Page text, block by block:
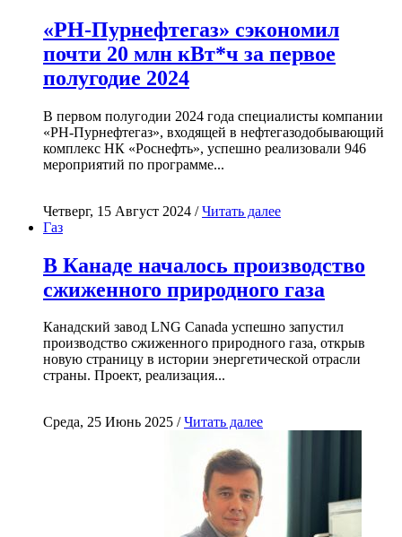
«РН-Пурнефтегаз» сэкономил
почти 20 млн кВт*ч за первое
полугодие 2024
В первом полугодии 2024 года специалисты компании
«РН-Пурнефтегаз», входящей в нефтегазодобывающий
комплекс НК «Роснефть», успешно реализовали 946
мероприятий по программе...
Четверг, 15 Август 2024 /Читать далее
Газ
В Канаде началось производство
сжиженного природного газа
Канадский завод LNG Canada успешно запустил
производство сжиженного природного газа, открыв
новую страницу в истории энергетической отрасли
страны. Проект, реализация...
Среда, 25 Июнь 2025 /Читать далее